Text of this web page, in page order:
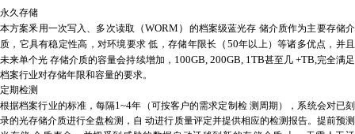
永久存储
本方案釆用一次写入、多次读取
（WORM） 的档案级蓝光存 储介质作为主要存储介
质，它具有稳定性高，对环境要求 低，存储年限长
（ 50年以上）等诸多优点，并且
未来单个光 存储介质的容量会持续增加， 100GB, 200GB, 1TB甚至几 +TB,完全满足
档案行业对存储年限和容量的要求。
定期检测
根据档案行业的标准，每隔1~4年（可按客户的需求定制检 测周期），系统会对已刻
录的光存储介质进行全盘检测，自 动进行质量评定并提供相应的检测报告。提前预测